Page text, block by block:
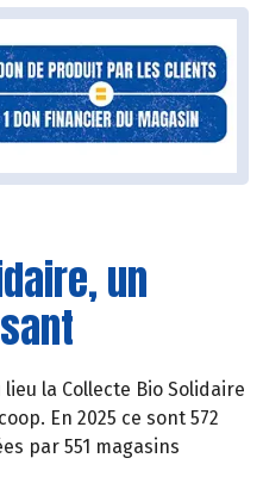
un
la Collecte Bio Solidaire
En 2025 ce sont 572
par 551 magasins